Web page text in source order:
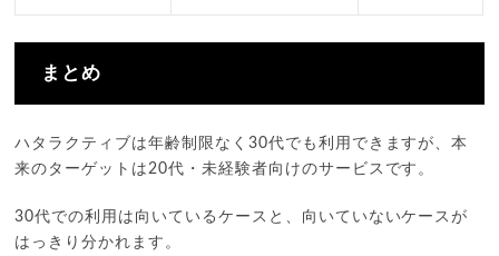
まとめ
ハタラクティブは年齢制限なく30代でも利用できますが、本
来のターゲットは20代・未経験者向けのサービスです。
30代での利用は向いているケースと、向いていないケースが
はっきり分かれます。